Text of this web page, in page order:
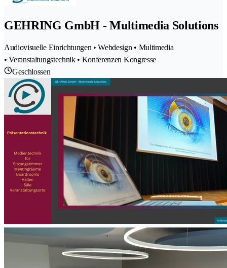
GEHRING GmbH - Multimedia Solutions
Audiovisuelle Einrichtungen • Webdesign • Multimedia
• Veranstaltungstechnik • Konferenzen Kongresse
Geschlossen